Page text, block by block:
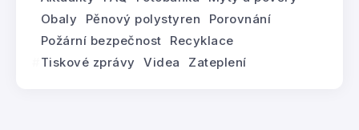
Obaly
Pěnový polystyren
Porovnání
Požární bezpečnost
Recyklace
Tiskové zprávy
Videa Zateplení